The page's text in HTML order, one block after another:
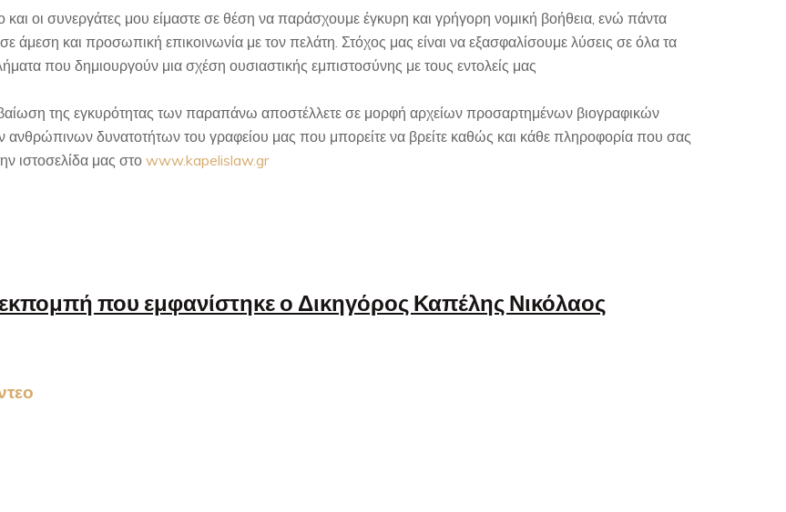
οι συνεργάτες μου είμαστε σε θέση να παράσχουμε έγκυρη και γρήγορη νομική βοήθεια, ενώ πάντα
άμεση και προσωπική επικοινωνία με τον πελάτη. Στόχος μας είναι να εξασφαλίσουμε λύσεις σε όλα τα
που δημιουργούν μια σχέση ουσιαστικής εμπιστοσύνης με τους εντολείς μας
της εγκυρότητας των παραπάνω αποστέλλετε σε μορφή αρχείων προσαρτημένων βιογραφικών
ανθρώπινων δυνατοτήτων του γραφείου μας που μπορείτε να βρείτε καθώς και κάθε πληροφορία που σας
ιστοσελίδα μας στο www.kapelislaw.gr
που εμφανίστηκε ο Δικηγόρος Καπέλης Νικόλαος